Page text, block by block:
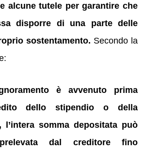
alcune tutele per garantire che
disporre di una parte delle
sostentamento. Secondo la
è avvenuto prima
dello stipendio o della
l’intera somma depositata può
dal creditore fino